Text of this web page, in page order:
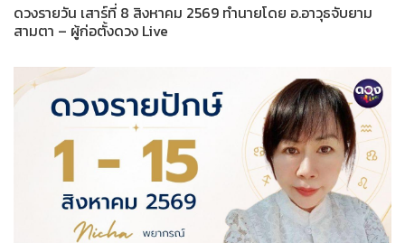
ดวงรายวัน เสาร์ที่ 8 สิงหาคม 2569 ทำนายโดย อ.อาวุธจับยาม
สามตา – ผู้ก่อตั้งดวง Live